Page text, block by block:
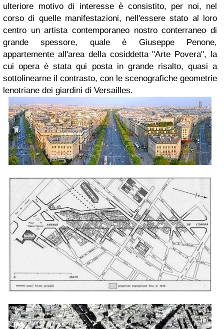
ulteriore motivo di interesse è consistito, per noi, nel
corso di quelle manifestazioni, nell'essere stato al loro
centro un artista contemporaneo nostro conterraneo di
grande spessore, quale è Giuseppe Penone,
appartemente all'area della cosiddetta "Arte Povera", la
cui opera è stata qui posta in grande risalto, quasi a
sottolinearne il contrasto, con le scenografiche geometrie
lenotriane dei giardini di Versailles.